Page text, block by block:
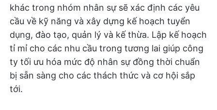
khác trong nhóm nhân sự sẽ xác định các yêu
cầu về kỹ năng và xây dựng kế hoạch tuyển
dụng, đào tạo, quản lý và kế thừa. Lập kế hoạch
tỉ mỉ cho các nhu cầu trong tương lai giúp công
ty tối ưu hóa mức độ nhân sự đồng thời chuẩn
bị sẵn sàng cho các thách thức và cơ hội sắp
tới.